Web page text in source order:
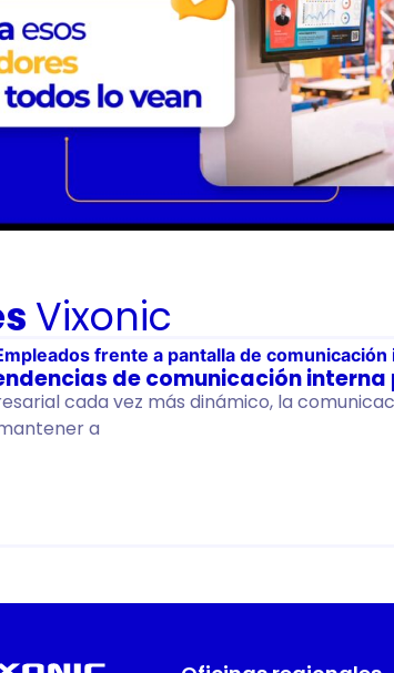
Vixonic
de comunicación interna
cada vez más dinámico, la
a